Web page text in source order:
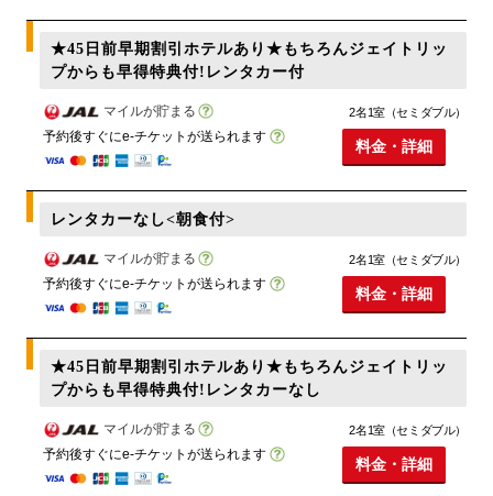
★45日前早期割引ホテルあり★もちろんジェイトリッ
プからも早得特典付!レンタカー付
マイルが貯まる
予約後すぐにe-チケットが送られます
2名1室（セミダブル）
料金・詳細
レンタカーなし<朝食付>
マイルが貯まる
予約後すぐにe-チケットが送られます
2名1室（セミダブル）
料金・詳細
★45日前早期割引ホテルあり★もちろんジェイトリッ
プからも早得特典付!レンタカーなし
マイルが貯まる
予約後すぐにe-チケットが送られます
2名1室（セミダブル）
料金・詳細